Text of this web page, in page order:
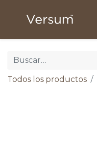
Todos los productos